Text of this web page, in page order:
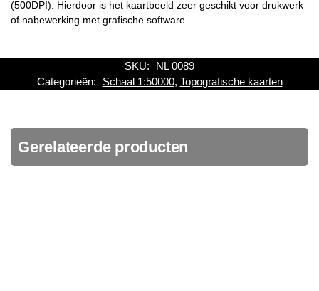
(500DPI). Hierdoor is het kaartbeeld zeer geschikt voor drukwerk
of nabewerking met grafische software.
SKU:
NL 0089
Categorieën:
Schaal 1:50000, Topografische kaarten
Gerelateerde producten